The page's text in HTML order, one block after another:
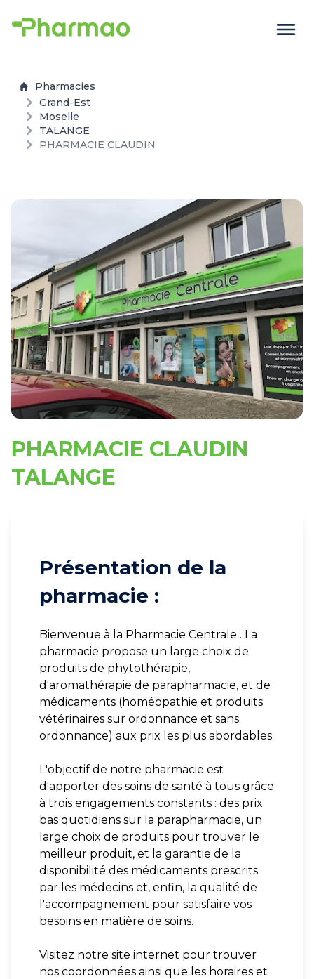
Pharmacies
Grand-Est
Moselle
TALANGE
PHARMACIE CLAUDIN
PHARMACIE CLAUDIN
TALANGE
Présentation de la
pharmacie :
Bienvenue à la Pharmacie Centrale . La
pharmacie propose un large choix de
produits de phytothérapie,
d'aromathérapie de parapharmacie, et de
médicaments (homéopathie et produits
vétérinaires sur ordonnance et sans
ordonnance) aux prix les plus abordables.
L'objectif de notre pharmacie est
d'apporter des soins de santé à tous grâce
à trois engagements constants : des prix
bas quotidiens sur la parapharmacie, un
large choix de produits pour trouver le
meilleur produit, et la garantie de la
disponibilité des médicaments prescrits
par les médecins et, enfin, la qualité de
l'accompagnement pour satisfaire vos
besoins en matière de soins.
Visitez notre site internet pour trouver
nos coordonnées ainsi que les horaires et